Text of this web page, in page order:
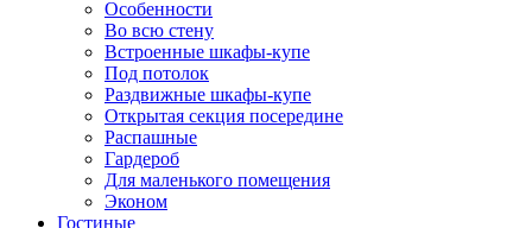
Особенности
Во всю стену
Встроенные шкафы-купе
Под потолок
Раздвижные шкафы-купе
Открытая секция посередине
Распашные
Гардероб
Для маленького помещения
Эконом
Гостиные